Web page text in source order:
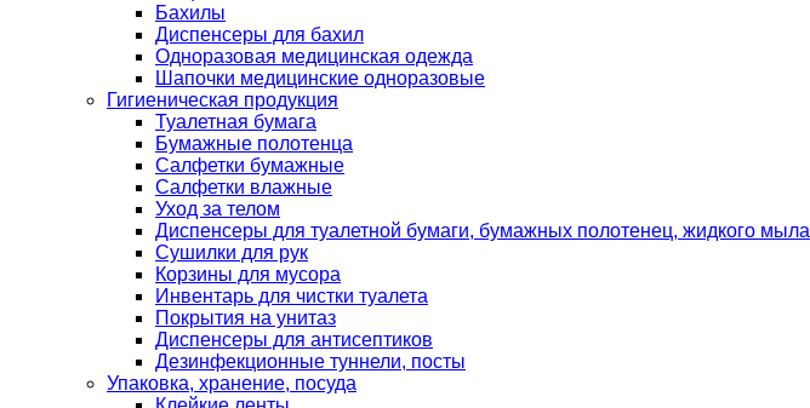
Бахилы
Диспенсеры для бахил
Одноразовая медицинская одежда
Шапочки медицинские одноразовые
Гигиеническая продукция
Туалетная бумага
Бумажные полотенца
Салфетки бумажные
Салфетки влажные
Уход за телом
Диспенсеры для туалетной бумаги, бумажных полотенец, жидкого мыла
Сушилки для рук
Корзины для мусора
Инвентарь для чистки туалета
Покрытия на унитаз
Диспенсеры для антисептиков
Дезинфекционные туннели, посты
Упаковка, хранение, посуда